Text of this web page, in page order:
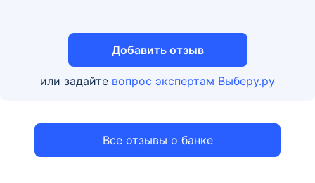
Все отзывы о банке
Добавить отзыв
или задайте вопрос экспертам Выберу.ру